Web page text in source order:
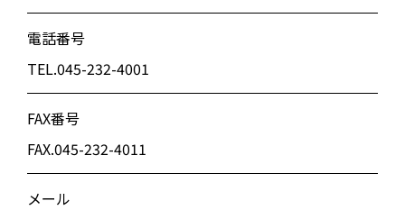
電話番号
TEL.045-232-4001
FAX番号
FAX.045-232-4011
メール